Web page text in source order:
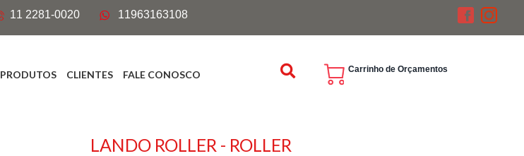
11 2281-0020 11963163108
PRODUTOS CLIENTES FALE CONOSCO Carrinho de Orçamentos
LANDO ROLLER - ROLLER